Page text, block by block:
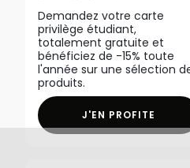
Demandez votre carte
privilège étudiant,
totalement gratuite et
bénéficiez de -15% toute
l'année sur une sélection
produits.
J'EN PROFITE